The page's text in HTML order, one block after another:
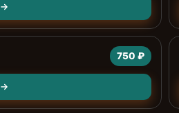
750 ₽